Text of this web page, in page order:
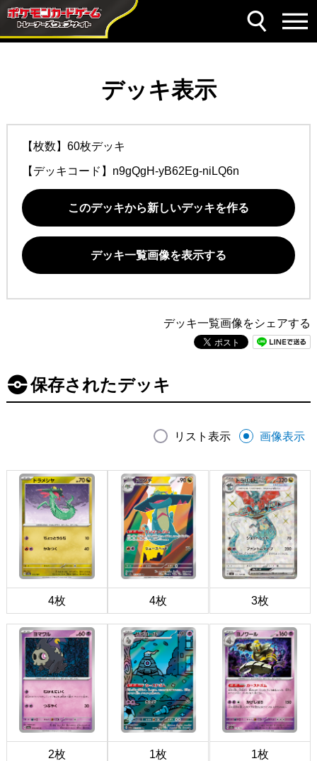
デッキ表示
【枚数】60枚デッキ
【デッキコード】 n9gQgH-yB62Eg-niLQ6n
このデッキから新しいデッキを作る
デッキ一覧画像を表示する
デッキ一覧画像をシェアする
保存されたデッキ
リスト表示 画像表示
4枚 4枚 3枚
2枚 1枚 1枚